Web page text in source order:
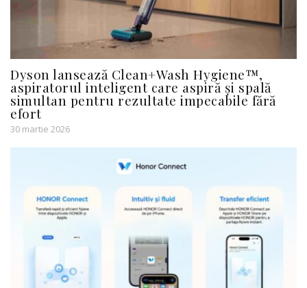
Dyson lansează Clean+Wash Hygiene™,
aspiratorul inteligent care aspiră și spală
simultan pentru rezultate impecabile fără
efort
30 martie 2026